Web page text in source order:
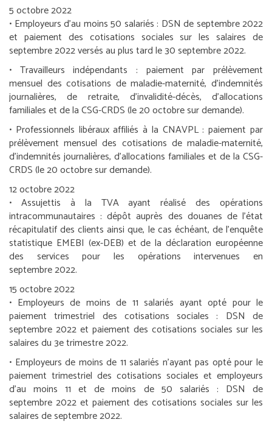
5 octobre 2022
• Employeurs d’au moins 50 salariés : DSN de septembre 2022
et paiement des cotisations sociales sur les salaires de
septembre 2022 versés au plus tard le 30 septembre 2022.
• Travailleurs indépendants : paiement par prélèvement
mensuel des cotisations de maladie-maternité, d’indemnités
journalières, de retraite, d’invalidité-décès, d’allocations
familiales et de la CSG-CRDS (le 20 octobre sur demande).
• Professionnels libéraux affiliés à la CNAVPL : paiement par
prélèvement mensuel des cotisations de maladie-maternité,
d’indemnités journalières, d’allocations familiales et de la CSG-
CRDS (le 20 octobre sur demande).
12 octobre 2022
• Assujettis à la TVA ayant réalisé des opérations
intracommunautaires : dépôt auprès des douanes de l’état
récapitulatif des clients ainsi que, le cas échéant, de l’enquête
statistique EMEBI (ex-DEB) et de la déclaration européenne
des services pour les opérations intervenues en
septembre 2022.
15 octobre 2022
• Employeurs de moins de 11 salariés ayant opté pour le
paiement trimestriel des cotisations sociales : DSN de
septembre 2022 et paiement des cotisations sociales sur les
salaires du 3etrimestre 2022.
• Employeurs de moins de 11 salariés n’ayant pas opté pour le
paiement trimestriel des cotisations sociales et employeurs
d’au moins 11 et de moins de 50 salariés : DSN de
septembre 2022 et paiement des cotisations sociales sur les
salaires de septembre 2022.